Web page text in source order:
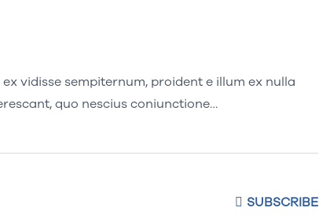
vidisse sempiternum, proident e illum ex nulla
quo nescius coniunctione…
SUBSCRIBE